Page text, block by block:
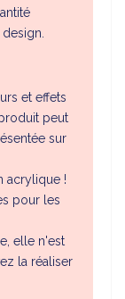
et effets
peut
sur
acrylique !
pour les
elle n'est
la réaliser